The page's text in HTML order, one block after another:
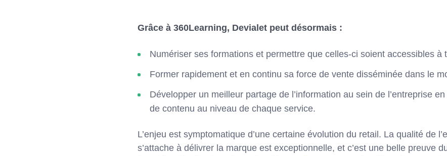
Grâce à 360Learning, Devialet peut désormais :
Numériser ses formations et permettre que celles-ci soient accessibles à
Former rapidement et en continu sa force de vente disséminée dans le
Développer un meilleur partage de l’information au sein de l’entreprise
de contenu au niveau de chaque service.
L’enjeu est symptomatique d’une certaine évolution du retail. La qualité de
s’attache à délivrer la marque est exceptionnelle, et c’est une belle preuve